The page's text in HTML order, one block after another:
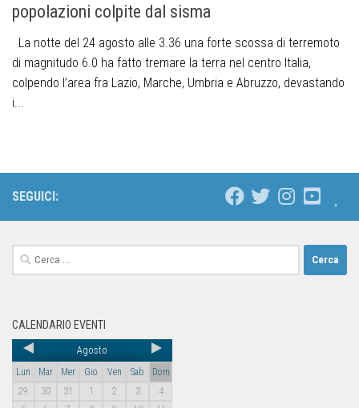
popolazioni colpite dal sisma
La notte del 24 agosto alle 3.36 una forte scossa di terremoto
di magnitudo 6.0 ha fatto tremare la terra nel centro Italia,
colpendo l’area fra Lazio, Marche, Umbria e Abruzzo, devastando
i...
SEGUICI:
CALENDARIO EVENTI
Agosto
Lun Mar Mer Gio Ven Sab
Dom
29
30 31 1 2 3
4